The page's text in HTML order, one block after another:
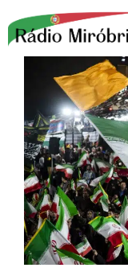
para